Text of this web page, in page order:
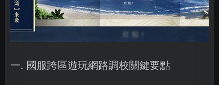
一. 國服跨區遊玩網路調校關鍵要點